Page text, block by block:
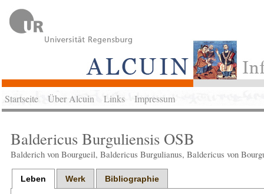
Startseite Über Alcuin Links Impressum
Baldericus Burguliensis OSB
Balderich von Bourgueil, Baldericus Burgulianus, Baldericus von
Leben Werk Bibliographie